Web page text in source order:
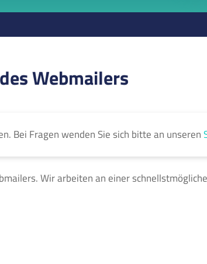
Webmailers
Bei Fragen wenden Sie sich bitte an unseren
Wir arbeiten an einer